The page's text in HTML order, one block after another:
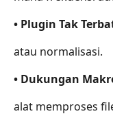
• Plugin Tak
atau normalisasi.
• Dukungan
alat memproses